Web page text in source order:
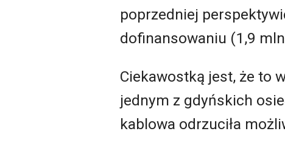
poprzedniej
dofinansowaniu (1,9
Ciekawostką jest, że to
jednym z gdyńskich
kablowa odrzuciła